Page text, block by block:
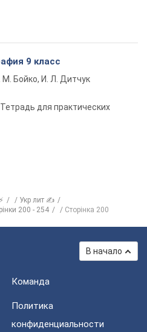
9 класс
М. Бойко, И. Л. Дитчук
Тетрадь для практических
Укр лит ✍
200 - 254 Сторінка 200
В начало
Команда
Политика
конфиденциальности